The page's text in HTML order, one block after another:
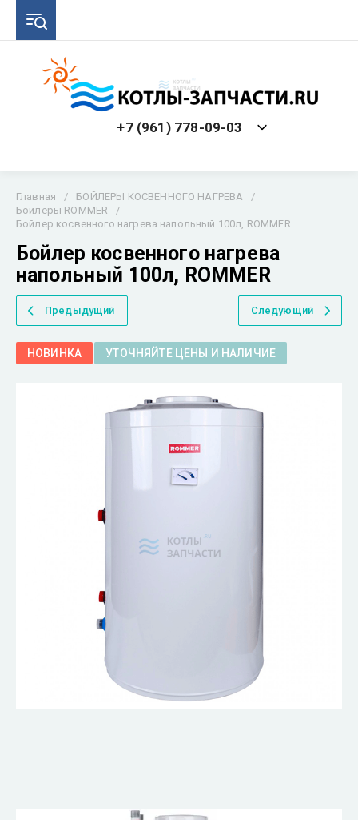
+7 (961) 778-09-03
Главная / БОЙЛЕРЫ КОСВЕННОГО НАГРЕВА
/
Бойлеры ROMMER
/
Бойлер косвенного нагрева напольный 100л, ROMMER
Бойлер косвенного нагрева
напольный 100л, ROMMER
Предыдущий Следующий
НОВИНКА УТОЧНЯЙТЕ ЦЕНЫ И НАЛИЧИЕ